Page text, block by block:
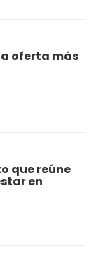
oferta más
que reúne
en